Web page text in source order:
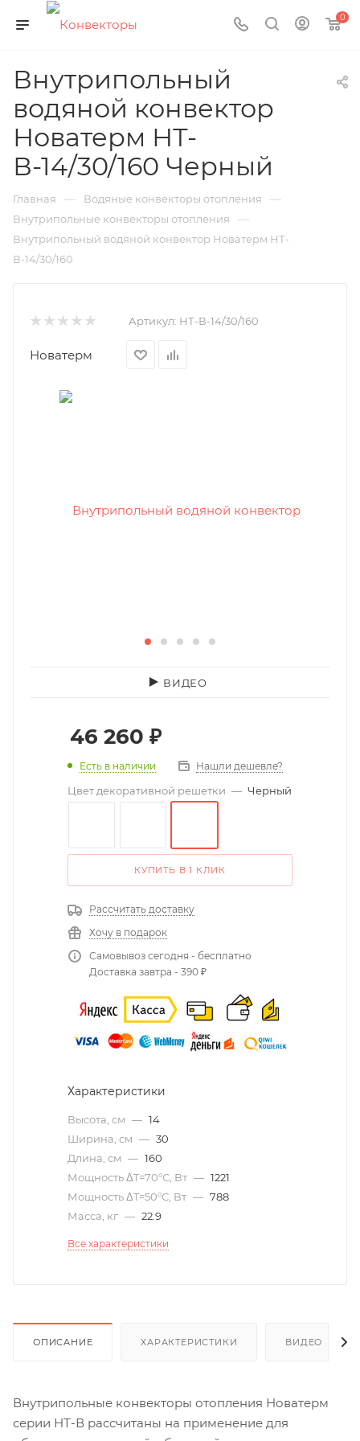
0
Внутрипольный
водяной конвектор
Новатерм НТ-
В-14/30/160 Черный
Главная — Водяные конвекторы отопления —
Внутрипольные конвекторы отопления —
Внутрипольный водяной конвектор Новатерм НТ-
В-14/30/160
Артикул: НТ-В-14/30/160
Новатерм
ВИДЕО
46 260 ₽
Есть в наличии Нашли дешевле?
Цвет декоративной решетки — Черный
КУПИТЬ В 1 КЛИК
Рассчитать доставку
Хочу в подарок
Самовывоз сегодня - бесплатно
Доставка завтра - 390 ₽
Характеристики
Высота, см — 14
Ширина, см — 30
Длина, см — 160
Мощность ΔT=70°С, Вт — 1221
Мощность ΔT=50°С, Вт — 788
Масса, кг — 22.9
Все характеристики
ОПИСАНИЕ ХАРАКТЕРИСТИКИ ВИДЕО (6)
Внутрипольные конвекторы отопления Новатерм
серии НТ-В рассчитаны на применение для